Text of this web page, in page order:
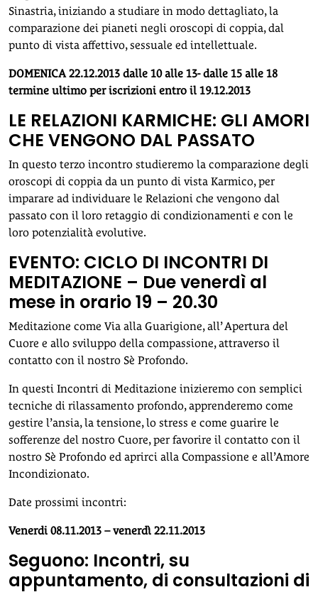
Sinastria, iniziando a studiare in modo dettagliato, la
comparazione dei pianeti negli oroscopi di coppia, dal
punto di vista affettivo, sessuale ed intellettuale.
DOMENICA 22.12.2013 dalle 10 alle 13- dalle 15 alle 18
termine ultimo per iscrizioni entro il 19.12.2013
LE RELAZIONI KARMICHE: GLI AMORI
CHE VENGONO DAL PASSATO
In questo terzo incontro studieremo la comparazione degli
oroscopi di coppia da un punto di vista Karmico, per
imparare ad individuare le Relazioni che vengono dal
passato con il loro retaggio di condizionamenti e con le
loro potenzialità evolutive.
EVENTO: CICLO DI INCONTRI DI
MEDITAZIONE – Due venerdì al
mese in orario 19 – 20.30
Meditazione come Via alla Guarigione, all’ Apertura del
Cuore e allo sviluppo della compassione, attraverso il
contatto con il nostro Sè Profondo.
In questi Incontri di Meditazione inizieremo con semplici
tecniche di rilassamento profondo, apprenderemo come
gestire l’ansia, la tensione, lo stress e come guarire le
sofferenze del nostro Cuore, per favorire il contatto con il
nostro Sè Profondo ed aprirci alla Compassione e all’Amore
Incondizionato.
Date prossimi incontri:
Venerdi 08.11.2013 – venerdì 22.11.2013
Seguono: Incontri, su
appuntamento, di consultazioni di